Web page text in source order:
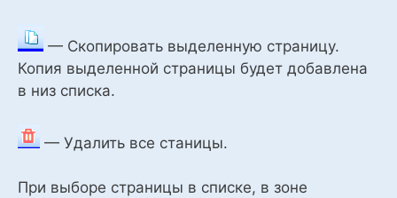
— Скопировать выделенную страницу.
Копия выделенной страницы будет добавлена
в низ списка.
— Удалить все станицы.
При выборе страницы в списке, в зоне